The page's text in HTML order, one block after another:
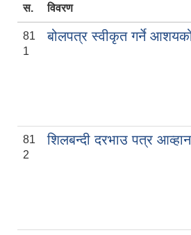
स.
विवरण
81
1
बोलपत्र स्वीकृत गर्ने
81
2
शिलबन्दी दरभाउ पत्र